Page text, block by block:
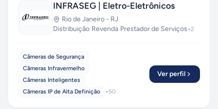
INFRASEG | Eletro-Eletrônicos
Rio de Janeiro - RJ
Distribuição·Revenda·Prestador de Serviços+2
Câmeras de Segurança
Câmeras Infravermelho
Câmeras Inteligentes
Câmeras IP de Alta Definição
+50
Ver perfil